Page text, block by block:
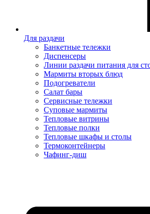
Для раздачи
Банкетные тележки
Диспенсеры
Линии раздачи питания для
Мармиты вторых блюд
Подогреватели
Салат бары
Сервисные тележки
Суповые мармиты
Тепловые витрины
Тепловые полки
Тепловые шкафы и столы
Термоконтейнеры
Чафинг-диш